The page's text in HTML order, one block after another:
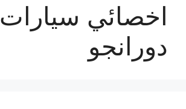
اخصائي سيارات
دورانجو